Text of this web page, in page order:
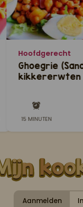
Hoofdgerecht
Ghoegrie
kikkererwten
15 MINUTEN
Aanmelden